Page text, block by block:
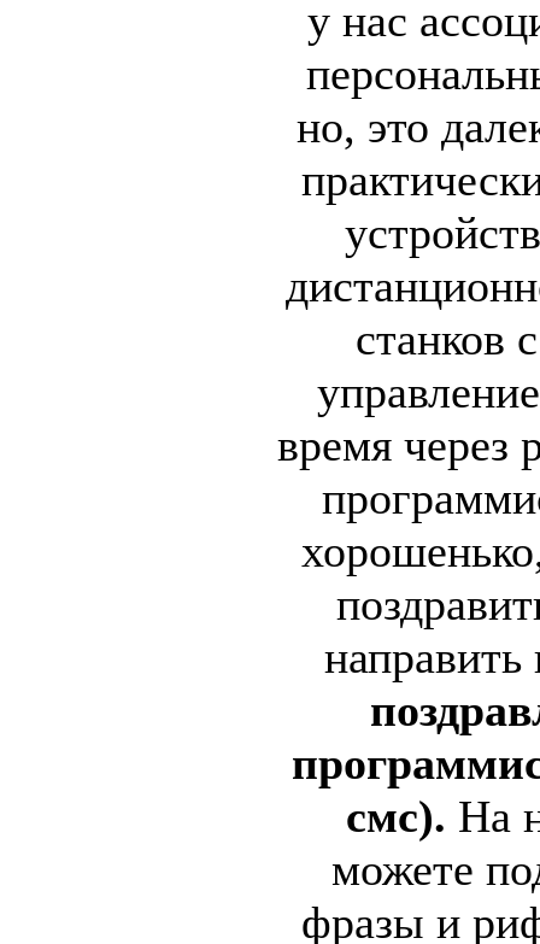
у нас
но, это
станков
время через
смс). На
можете
фразы и